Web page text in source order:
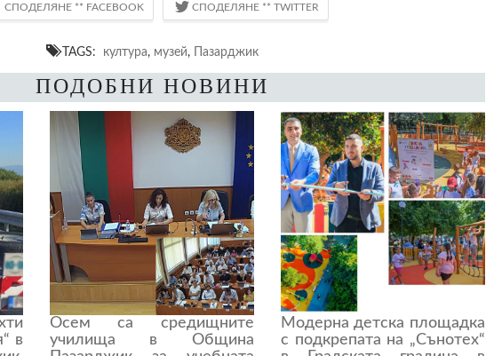
TAGS: култура, музей, Пазарджик
ПОДОБНИ НОВИНИ
в
Осем са средищните
училища в Община
Модерна детска площадка
с подкрепата на „Сънотех“